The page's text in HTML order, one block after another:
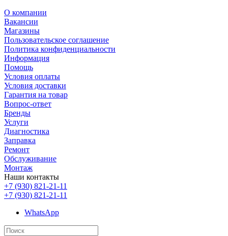
О компании
Вакансии
Магазины
Пользовательское соглашение
Политика конфиденциальности
Информация
Помощь
Условия оплаты
Условия доставки
Гарантия на товар
Вопрос-ответ
Бренды
Услуги
Диагностика
Заправка
Ремонт
Обслуживание
Монтаж
Наши контакты
+7 (930) 821-21-11
+7 (930) 821-21-11
WhatsApp